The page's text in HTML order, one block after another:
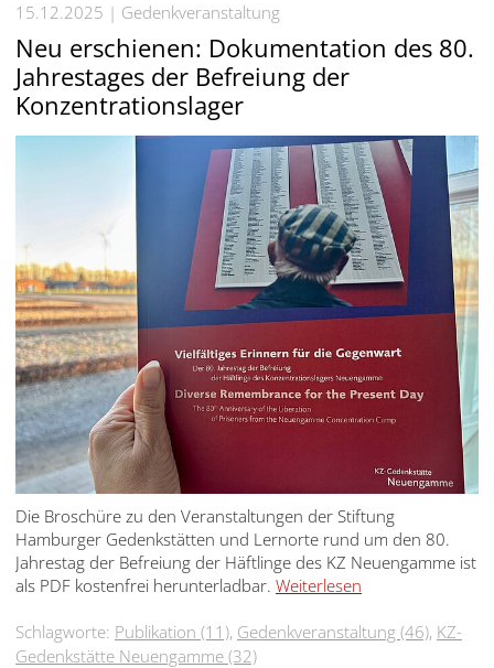
Русский
עברית
العربية
日
本
語
15.12.2025 Gedenkveranstaltung
Neu erschienen: Dokumentation des 80.
Jahrestages der Befreiung der
Konzentrationslager
Die Broschüre zu den Veranstaltungen der Stiftung
Hamburger Gedenkstätten und Lernorte rund um den 80.
Jahrestag der Befreiung der Häftlinge des KZ Neuengamme ist
als PDF kostenfrei herunterladbar. Weiterlesen
Schlagworte: Publikation (11), Gedenkveranstaltung (46), KZ-
Gedenkstätte Neuengamme (32)